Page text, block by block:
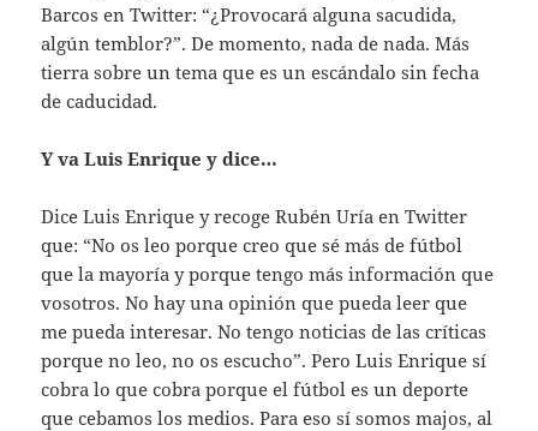
Barcos en Twitter: “¿Provocará alguna sacudida,
algún temblor?”. De momento, nada de nada. Más
tierra sobre un tema que es un escándalo sin fecha
de caducidad.
Y va Luis Enrique y dice…
Dice Luis Enrique y recoge Rubén Uría en Twitter
que: “No os leo porque creo que sé más de fútbol
que la mayoría y porque tengo más información que
vosotros. No hay una opinión que pueda leer que
me pueda interesar. No tengo noticias de las críticas
porque no leo, no os escucho”. Pero Luis Enrique sí
cobra lo que cobra porque el fútbol es un deporte
que cebamos los medios. Para eso sí somos majos, al